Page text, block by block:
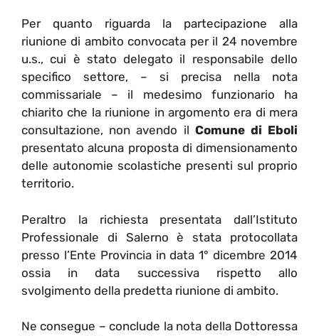
Per quanto riguarda la partecipazione alla
riunione di ambito convocata per il 24 novembre
u.s., cui è stato delegato il responsabile dello
specifico settore, – si precisa nella nota
commissariale – il medesimo funzionario ha
chiarito che la riunione in argomento era di mera
consultazione, non avendo il Comune di Eboli
presentato alcuna proposta di dimensionamento
delle autonomie scolastiche presenti sul proprio
territorio.
Peraltro la richiesta presentata dall’Istituto
Professionale di Salerno è stata protocollata
presso l’Ente Provincia in data 1° dicembre 2014
ossia in data successiva rispetto allo
svolgimento della predetta riunione di ambito.
Ne consegue – conclude la nota della Dottoressa